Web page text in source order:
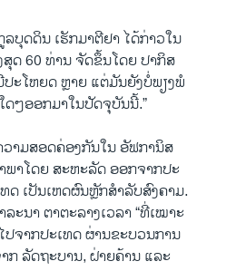
ບຸດ​ດິນ ເຮັກ​ມາ​ຕີ​ຢາ ໄດ້​ກ່າວ​ໃນ
ດ 60 ທ່ານ ຈັດຂຶ້ນໂດຍ ປາກິສ
ປະໂຫຍດ ຫຼາຍ ແຕ່ມັນຍັງບໍ່ພຽງພໍ
ດໆອອກມາໃນປັດຈຸບັນນີ້.”
ວາມ​ສອດ​ຄ່ອງ​ກັນ​ໃນ ອັ​ຟ​ກາ​ນິ​ສ
ພາໂດຍ ສະຫະລັດ ອອກຈາກປະ
ດ ເປັນເຫດຜົນຫຼັກສຳລັບສົງຄາມ.
ນາ ຕາຕະລາງເວລາ “ທີ່ເໝາະ
ຈາກປະເທດ ຜ່ານຂະບວນການ
ລັດຖະບານ, ຝ່າຍຄ້ານ ແລະ